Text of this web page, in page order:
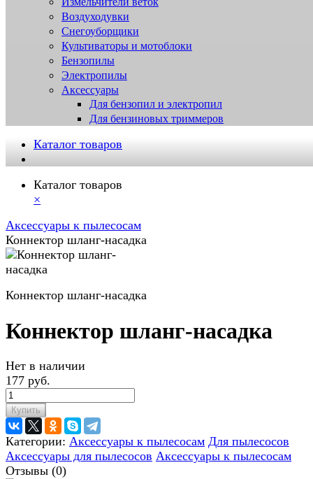
Воздуходувки
Снегоуборщики
Культиваторы и мотоблоки
Бензопилы
Электропилы
Аксессуары
Для бензопил и электропил
Для бензиновых триммеров
Каталог товаров
Каталог товаров
×
Аксессуары к пылесосам
Коннектор шланг-насадка
Коннектор шланг-насадка
Коннектор шланг-насадка
Нет в наличии
177 руб.
Купить
Категории: Аксессуары к пылесосам Для пылесосов
Аксессуары для пылесосов Аксессуары к пылесосам
Отзывы (0)